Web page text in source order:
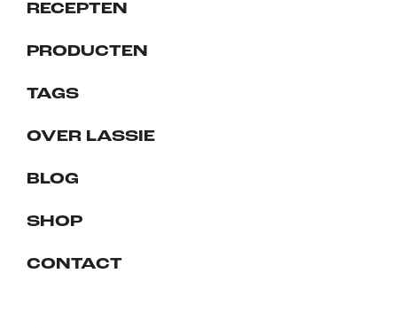
RECEPTEN
PRODUCTEN
TAGS
OVER LASSIE
BLOG
SHOP
CONTACT